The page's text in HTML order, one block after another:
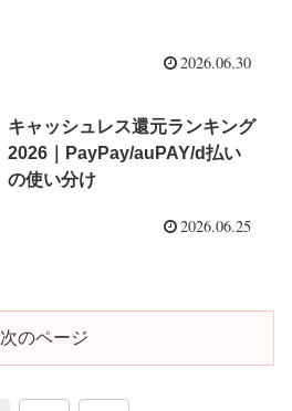
2026.06.30
キャッシュレス還元ランキング
2026｜PayPay/auPAY/d払い
の使い分け
2026.06.25
次のページ